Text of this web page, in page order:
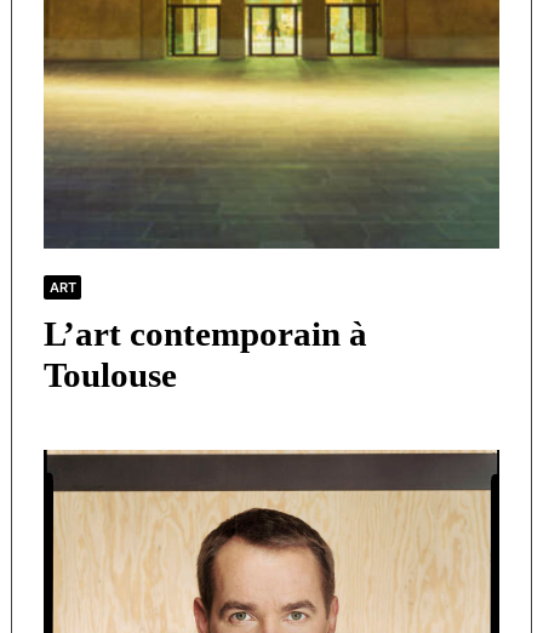
ART
L’art contemporain à
Toulouse